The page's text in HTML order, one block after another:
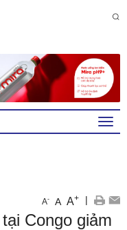
A- A A+ |
Congo giảm